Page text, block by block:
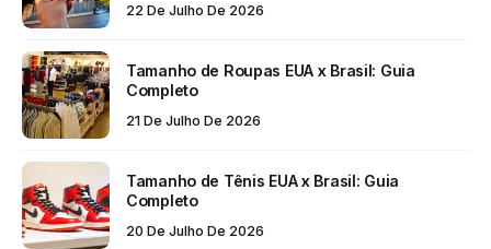
22 De Julho De 2026
Tamanho de Roupas EUA x Brasil: Guia
Completo
21 De Julho De 2026
Tamanho de Tênis EUA x Brasil: Guia
Completo
20 De Julho De 2026